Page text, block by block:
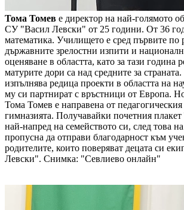
Тома Томев е директор на най-голямото
СУ "Васил Левски" от 25 години. От 36
математика. Училището е сред първите по
държавните зрелостни изпити и
оценяване в областта, като за тази година
матурите дори са над средните за
изпълнява редица проекти в областта на
му си партнират с връстници от Европа.
Тома Томев е направена от
гимназията. Получавайки почетния
най-напред на семейството си, след това
пропусна да отправи благодарност към
родителите, които поверяват децата си
Левски". Снимка: "Севлиево онлайн"